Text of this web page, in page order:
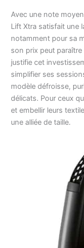
Avec une note
Lift Xtra satisfait une
notamment pour sa
son prix peut
justifie cet
simplifier ses
modèle défroisse,
délicats. Pour ceux
et embellir leurs
une alliée de taille.